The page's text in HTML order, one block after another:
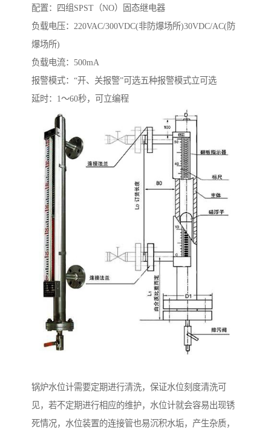
配置：四组SPST（NO）固态继电器
负载电压：220VAC/300VDC(非防爆场所)30VDC/AC(防
爆场所)
负载电流：500mA
报警模式：“开、关报警”可选五种报警模式立可选
延时：1～60秒，可立编程
锅炉水位计需要定期进行清洗，保证水位刻度清洗可
见，若不定期进行相应的维护，水位计就会容易出现锈
死情况，水位装置的连接管也易沉积水垢，产生杂质，